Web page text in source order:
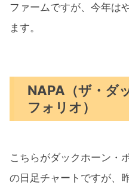
ファームですが、今年は
ます。
NAPA（ザ・ダ
フォリオ）
こちらがダックホーン・
の日足チャートですが、